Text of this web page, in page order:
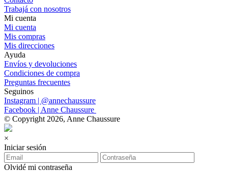
Trabajá con nosotros
Mi cuenta
Mi cuenta
Mis compras
Mis direcciones
Ayuda
Envíos y devoluciones
Condiciones de compra
Preguntas frecuentes
Seguinos
Instagram | @annechaussure
Facebook | Anne Chaussure
© Copyright 2026, Anne Chaussure
×
Iniciar sesión
Olvidé mi contraseña